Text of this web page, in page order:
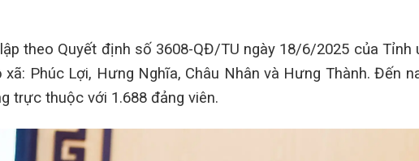
theo Quyết định số 3608-QĐ/TU ngày 18/6/2025 của Tỉnh
Phúc Lợi, Hưng Nghĩa, Châu Nhân và Hưng Thành. Đến
trực thuộc với 1.688 đảng viên.